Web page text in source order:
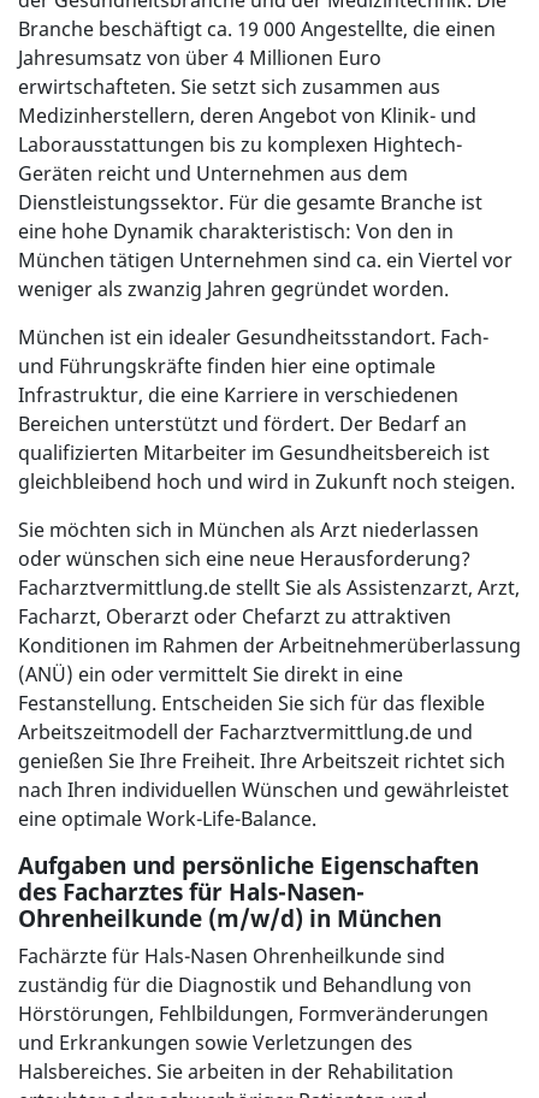
Branche beschäftigt ca. 19 000 Angestellte, die einen
Jahresumsatz von über 4 Millionen Euro
erwirtschafteten. Sie setzt sich zusammen aus
Medizinherstellern, deren Angebot von Klinik- und
Laborausstattungen bis zu komplexen Hightech-
Geräten reicht und Unternehmen aus dem
Dienstleistungssektor. Für die gesamte Branche ist
eine hohe Dynamik charakteristisch: Von den in
München tätigen Unternehmen sind ca. ein Viertel vor
weniger als zwanzig Jahren gegründet worden.
München ist ein idealer Gesundheitsstandort. Fach-
und Führungskräfte finden hier eine optimale
Infrastruktur, die eine Karriere in verschiedenen
Bereichen unterstützt und fördert. Der Bedarf an
qualifizierten Mitarbeiter im Gesundheitsbereich ist
gleichbleibend hoch und wird in Zukunft noch steigen.
Sie möchten sich in München als Arzt niederlassen
oder wünschen sich eine neue Herausforderung?
Facharztvermittlung.de stellt Sie als Assistenzarzt, Arzt,
Facharzt, Oberarzt oder Chefarzt zu attraktiven
Konditionen im Rahmen der Arbeitnehmerüberlassung
(ANÜ) ein oder vermittelt Sie direkt in eine
Festanstellung. Entscheiden Sie sich für das flexible
Arbeitszeitmodell der Facharztvermittlung.de und
genießen Sie Ihre Freiheit. Ihre Arbeitszeit richtet sich
nach Ihren individuellen Wünschen und gewährleistet
eine optimale Work-Life-Balance.
Aufgaben und persönliche Eigenschaften
des Facharztes für Hals-Nasen-
Ohrenheilkunde (m/w/d) in München
Fachärzte für Hals-Nasen Ohrenheilkunde sind
zuständig für die Diagnostik und Behandlung von
Hörstörungen, Fehlbildungen, Formveränderungen
und Erkrankungen sowie Verletzungen des
Halsbereiches. Sie arbeiten in der Rehabilitation